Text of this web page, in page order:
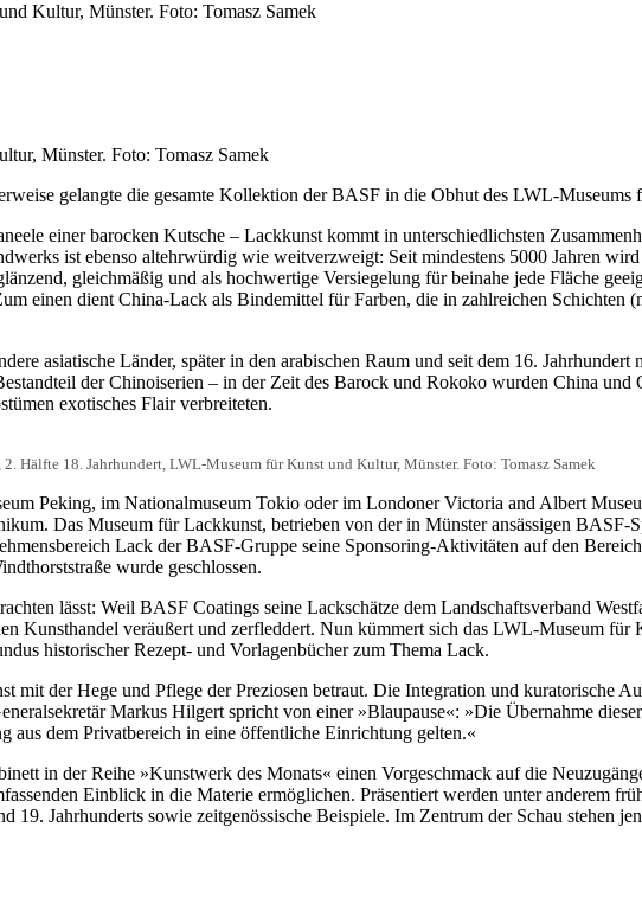
Kultur, Münster. Foto: Tomasz Samek
Münster. Foto: Tomasz Samek
gelangte die gesamte Kollektion der BASF in die Obhut des LWL-
einer barocken Kutsche – Lackkunst kommt in unterschiedlichsten
ist ebenso altehrwürdig wie weitverzweigt: Seit mindestens 5000 Jahren
gleichmäßig und als hochwertige Versiegelung für beinahe jede Fläche
einen dient China-Lack als Bindemittel für Farben, die in zahlreichen Schichten
asiatische Länder, später in den arabischen Raum und seit dem 16.
der Chinoiserien – in der Zeit des Barock und Rokoko wurden China und
exotisches Flair verbreiteten.
Hälfte 18. Jahrhundert, LWL-Museum für Kunst und Kultur, Münster. Foto: Tomasz Samek
Peking, im Nationalmuseum Tokio oder im Londoner Victoria and Albert
Das Museum für Lackkunst, betrieben von der in Münster ansässigen BASF-
Lack der BASF-Gruppe seine Sponsoring-Aktivitäten auf den
wurde geschlossen.
lässt: Weil BASF Coatings seine Lackschätze dem Landschaftsverband
Kunsthandel veräußert und zerfleddert. Nun kümmert sich das LWL-Museum
historischer Rezept- und Vorlagenbücher zum Thema Lack.
der Hege und Pflege der Preziosen betraut. Die Integration und kuratorische
Markus Hilgert spricht von einer »Blaupause«: »Die Übernahme
dem Privatbereich in eine öffentliche Einrichtung gelten.«
in der Reihe »Kunstwerk des Monats« einen Vorgeschmack auf die
Einblick in die Materie ermöglichen. Präsentiert werden unter anderem
19. Jahrhunderts sowie zeitgenössische Beispiele. Im Zentrum der Schau stehen